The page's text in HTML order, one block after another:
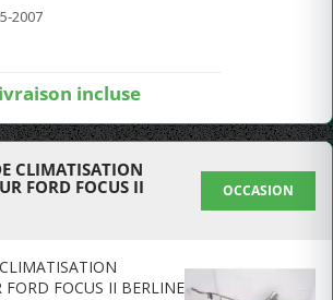
2007
incluse
CLIMATISATION
FORD FOCUS II
OCCASION
FOCUS II BERLINE